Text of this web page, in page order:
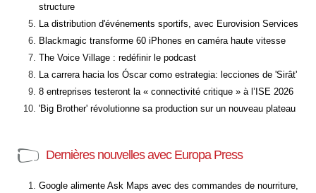
structure
La distribution d'événements sportifs, avec Eurovision Services
Blackmagic transforme 60 iPhones en caméra haute vitesse
The Voice Village : redéfinir le podcast
La carrera hacia los Óscar como estrategia: lecciones de 'Sirât'
8 entreprises testeront la « connectivité critique » à l’ISE 2026
'Big Brother' révolutionne sa production sur un nouveau plateau
Dernières nouvelles avec Europa Press
Google alimente Ask Maps avec des commandes de nourriture,